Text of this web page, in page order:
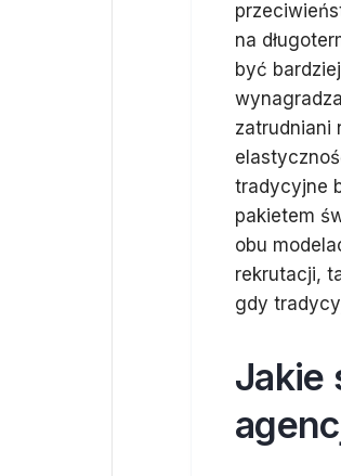
na
być
zatrudniani
tradycyjne
pakietem
obu
rekrutacji,
gdy
Jakie